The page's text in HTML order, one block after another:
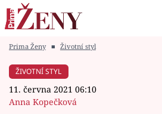
Módní alarm
Prima Ženy ■ Životní styl
ŽIVOTNÍ STYL
11. června 2021 06:10
Anna Kopečková